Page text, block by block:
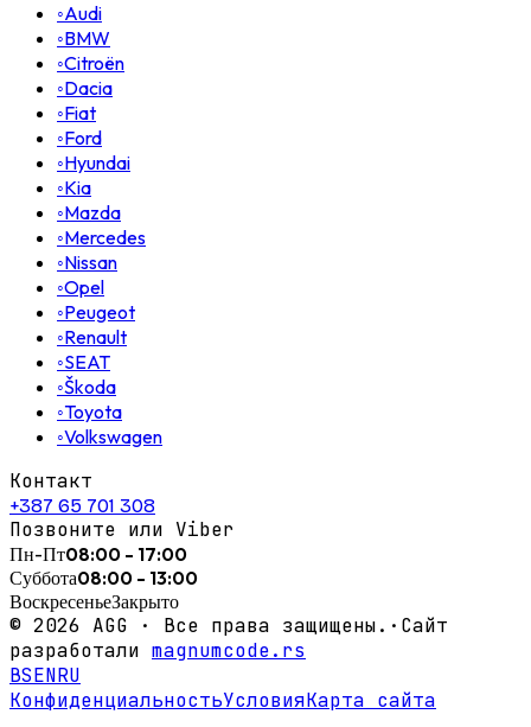
◦Audi
◦BMW
◦Citroën
◦Dacia
◦Fiat
◦Ford
◦Hyundai
◦Kia
◦Mazda
◦Mercedes
◦Nissan
◦Opel
◦Peugeot
◦Renault
◦SEAT
◦Škoda
◦Toyota
◦Volkswagen
Контакт
+387 65 701 308
Позвоните или Viber
Пн-Пт08:00 - 17:00
Суббота08:00 - 13:00
ВоскресеньеЗакрыто
© 2026 AGG · Все права защищены. · Сайт
разработали magnumcode.rs
BSENRU
КонфиденциальностьУсловияКарта сайта